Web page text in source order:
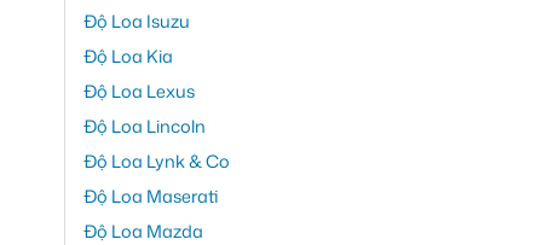
Độ Loa Isuzu
Độ Loa Kia
Độ Loa Lexus
Độ Loa Lincoln
Độ Loa Lynk & Co
Độ Loa Maserati
Độ Loa Mazda